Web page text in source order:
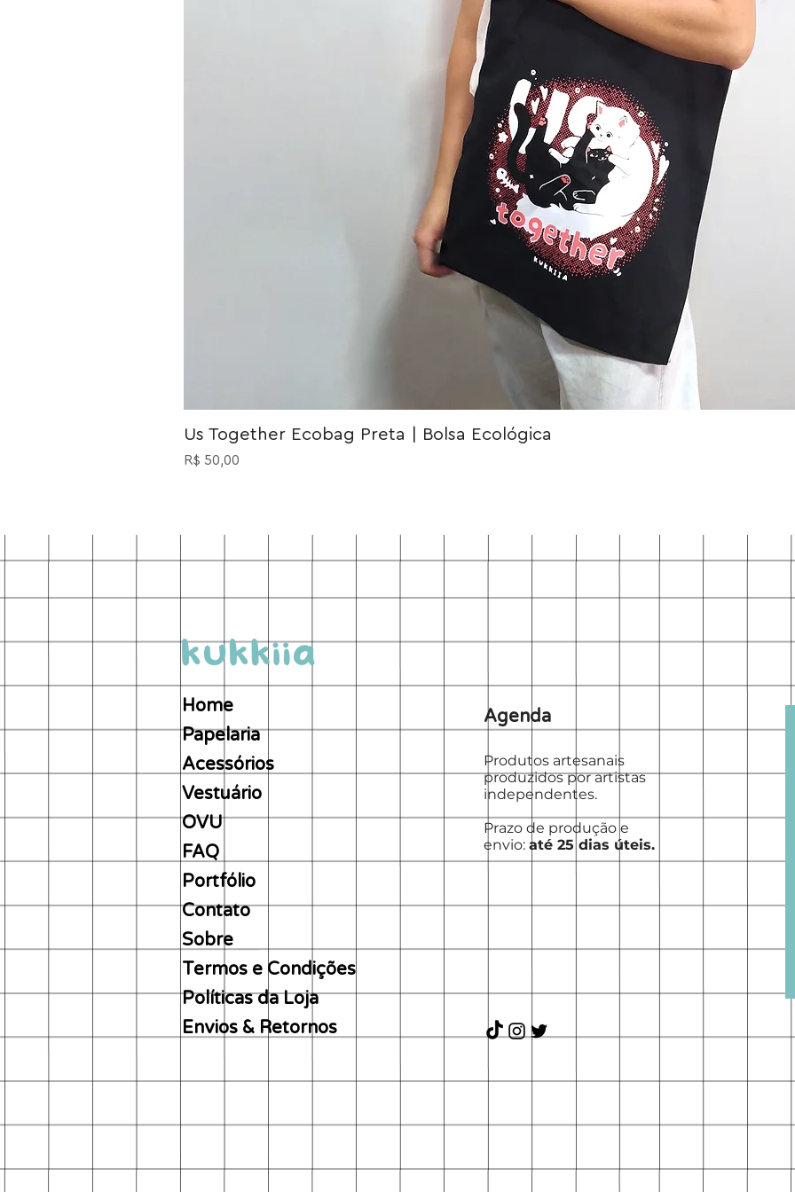
Us Together Ecobag Preta | Bolsa Ecológica
Preço
R$ 50,00
Home
Papelaria
Acessórios
Vestuário
OVU
FAQ
Portfólio
Contato
Sobre
Termos e Condições
Políticas da Loja
Envios & Retornos
Agenda
Produtos artesanais
produzidos por artistas
independentes.
Prazo de produção e
envio: até 25 dias úteis.